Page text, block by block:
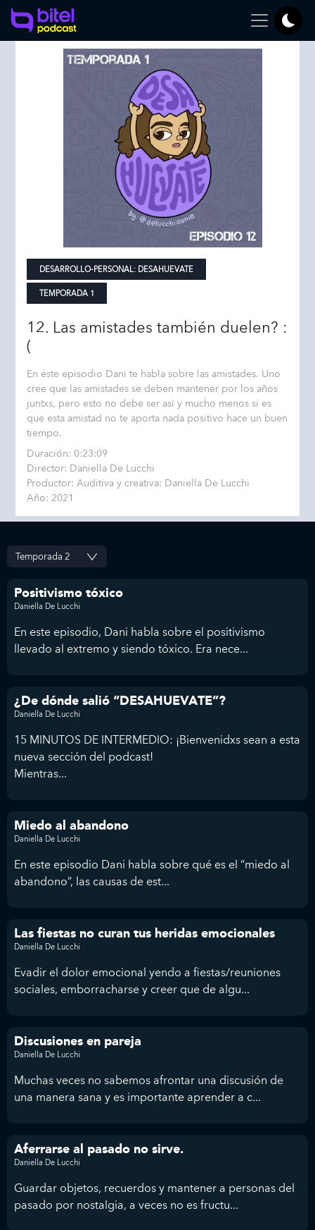
DESARROLLO-PERSONAL: DESAHUEVATE
TEMPORADA 1
12. Las amistades también duelen? :
(
En este episodio Dani te habla sobre las amistades. Uno
cree que las amistades se deben mantener por los años
juntxs, pero esto no debe ser así y mucho menos si es
que esta amistad no te aporta nada positivo hace un buen
tiempo.
Duración: 0:23:09
Director: Daniella De Lucchi
Productor: Auditiva y creativa: Daniella De Lucchi
Año: 2021
Positivismo tóxico
Daniella De Lucchi
En este episodio, Dani habla sobre el positivismo
llevado al extremo y siendo tóxico. Era nece...
¿De dónde salió “DESAHUEVATE”?
Daniella De Lucchi
15 MINUTOS DE INTERMEDIO: ¡Bienvenidxs sean a esta
nueva sección del podcast!
Mientras...
Miedo al abandono
Daniella De Lucchi
En este episodio Dani habla sobre qué es el “miedo al
abandono”, las causas de est...
Las fiestas no curan tus heridas emocionales
Daniella De Lucchi
Evadir el dolor emocional yendo a fiestas/reuniones
sociales, emborracharse y creer que de algu...
Discusiones en pareja
Daniella De Lucchi
Muchas veces no sabemos afrontar una discusión de
una manera sana y es importante aprender a c...
Aferrarse al pasado no sirve.
Daniella De Lucchi
Guardar objetos, recuerdos y mantener a personas del
pasado por nostalgia, a veces no es fructu...